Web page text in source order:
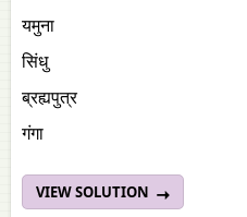
यमुना
सिंधु
ब्रह्यपुत्र
गंगा
VIEW SOLUTION